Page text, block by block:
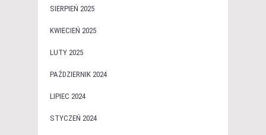
SIERPIEŃ 2025
KWIECIEŃ 2025
LUTY 2025
PAŹDZIERNIK 2024
LIPIEC 2024
STYCZEŃ 2024